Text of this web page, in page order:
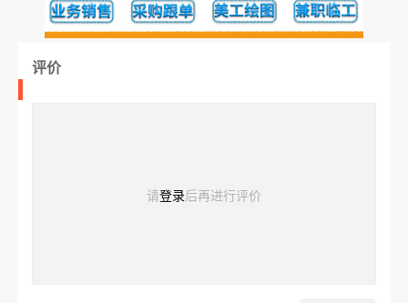
评价
请登录后再进行评价